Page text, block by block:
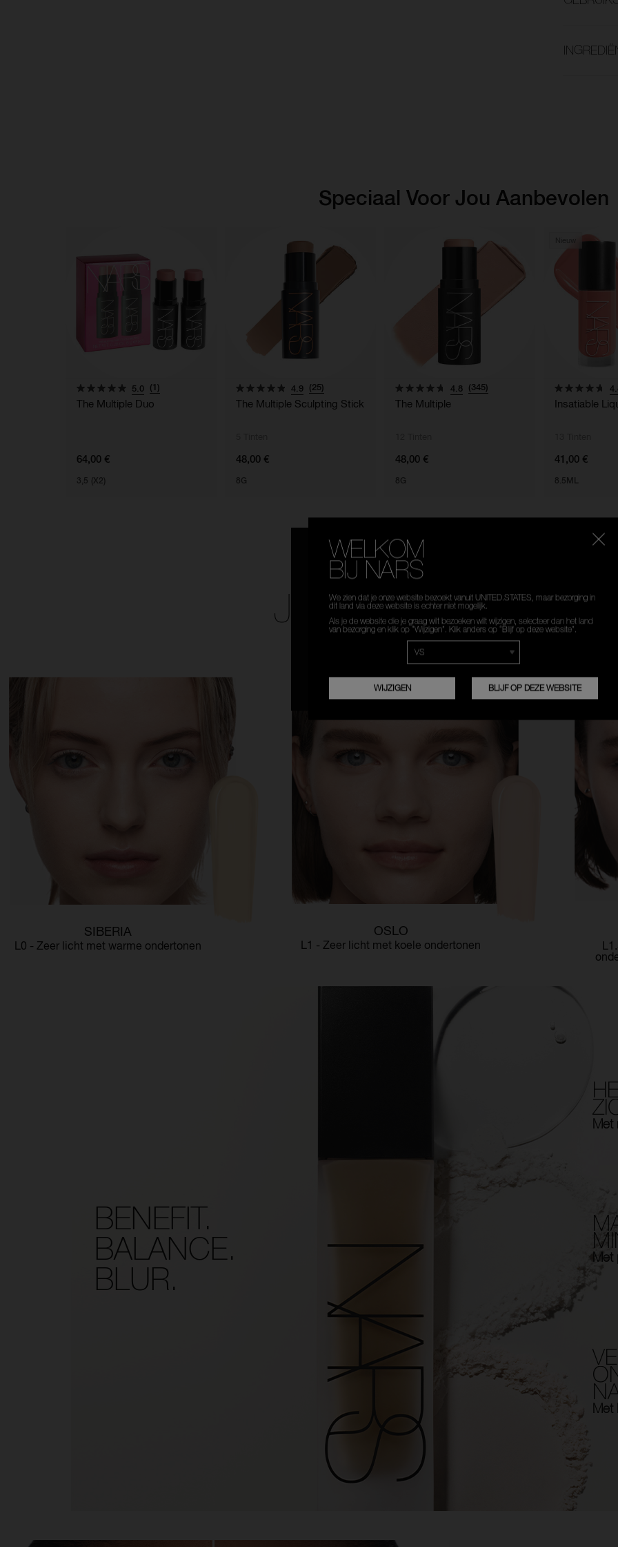
Speciaal Voor Jou Aanbevolen
5.0 (1)
The Multiple Duo
64,00 €
3,5 (X2)
4.9 (25)
The Multiple Sculpting Stick
48,00 €
8G
4.8 (345)
The Multiple
48,00 €
8G
Insatiable
41,00 €
8.5ML
JOUW ULTIEME
WAT IS JE HUIDSKLEUR?
SIBERIA
L0 - Zeer licht met warme ondertonen
OSLO
L1 - Zeer licht met koele ondertonen
BENEFIT.
BALANCE.
BLUR.
Met
Met
Met
Selecteer
je taal
FRANÇAIS NEDERLANDS
WELKOM
BIJ NARS
We zien dat je onze website bezoekt vanuit UNITED.STATES, maar bezorging in
dit land via deze website is echter niet mogelijk.
Als je de website die je graag wilt bezoeken wilt wijzigen, selecteer dan het land
van bezorging en klik op “Wijzigen”. Klik anders op “Blijf op deze website”.
WIJZIGEN BLIJF OP DEZE WEBSITE